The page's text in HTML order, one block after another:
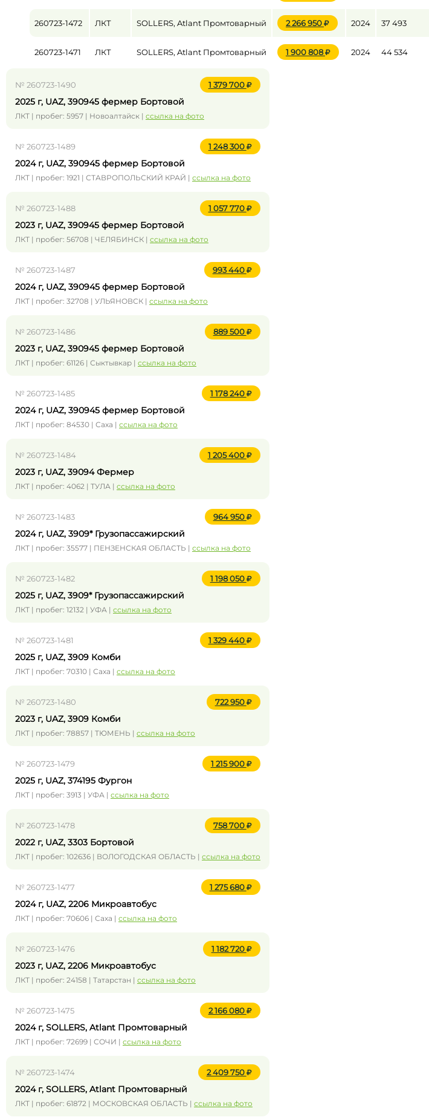
260723-1472 ЛКТ SOLLERS, Atlant Промтоварный 2 266 950 2024 37 493
260723-1471 ЛКТ SOLLERS, Atlant Промтоварный 1 900 808 2024 44 534
№ 260723-1490 1 379 700
2025 г, UAZ, 390945 фермер Бортовой
ЛКТ | пробег: 5957 | Новоалтайск | ссылка на фото
№ 260723-1489 1 248 300
2024 г, UAZ, 390945 фермер Бортовой
ЛКТ | пробег: 1921 | СТАВРОПОЛЬСКИЙ КРАЙ | ссылка на фото
№ 260723-1488 1 057 770
2023 г, UAZ, 390945 фермер Бортовой
ЛКТ | пробег: 56708 | ЧЕЛЯБИНСК | ссылка на фото
№ 260723-1487 993 440
2024 г, UAZ, 390945 фермер Бортовой
ЛКТ | пробег: 32708 | УЛЬЯНОВСК | ссылка на фото
№ 260723-1486 889 500
2023 г, UAZ, 390945 фермер Бортовой
ЛКТ | пробег: 61126 | Сыктывкар | ссылка на фото
№ 260723-1485 1 178 240
2024 г, UAZ, 390945 фермер Бортовой
ЛКТ | пробег: 84530 | Саха | ссылка на фото
№ 260723-1484 1 205 400
2023 г, UAZ, 39094 Фермер
ЛКТ | пробег: 4062 | ТУЛА | ссылка на фото
№ 260723-1483 964 950
2024 г, UAZ, 3909* Грузопассажирский
ЛКТ | пробег: 35577 | ПЕНЗЕНСКАЯ ОБЛАСТЬ | ссылка на фото
№ 260723-1482 1 198 050
2025 г, UAZ, 3909* Грузопассажирский
ЛКТ | пробег: 12132 | УФА | ссылка на фото
№ 260723-1481 1 329 440
2025 г, UAZ, 3909 Комби
ЛКТ | пробег: 70310 | Саха | ссылка на фото
№ 260723-1480 722 950
2023 г, UAZ, 3909 Комби
ЛКТ | пробег: 78857 | ТЮМЕНЬ | ссылка на фото
№ 260723-1479 1 215 900
2025 г, UAZ, 374195 Фургон
ЛКТ | пробег: 3913 | УФА | ссылка на фото
№ 260723-1478 758 700
2022 г, UAZ, 3303 Бортовой
ЛКТ | пробег: 102636 | ВОЛОГОДСКАЯ ОБЛАСТЬ | ссылка на фото
№ 260723-1477 1 275 680
2024 г, UAZ, 2206 Микроавтобус
ЛКТ | пробег: 70606 | Саха | ссылка на фото
№ 260723-1476 1 182 720
2023 г, UAZ, 2206 Микроавтобус
ЛКТ | пробег: 24158 | Татарстан | ссылка на фото
№ 260723-1475 2 166 080
2024 г, SOLLERS, Atlant Промтоварный
ЛКТ | пробег: 72699 | СОЧИ | ссылка на фото
№ 260723-1474 2 409 750
2024 г, SOLLERS, Atlant Промтоварный
ЛКТ | пробег: 61872 | МОСКОВСКАЯ ОБЛАСТЬ | ссылка на фото